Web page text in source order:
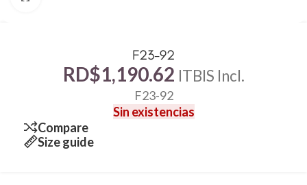
F23-92
RD$1,190.62 ITBIS Incl.
F23-92
Sin existencias
Compare
Size guide